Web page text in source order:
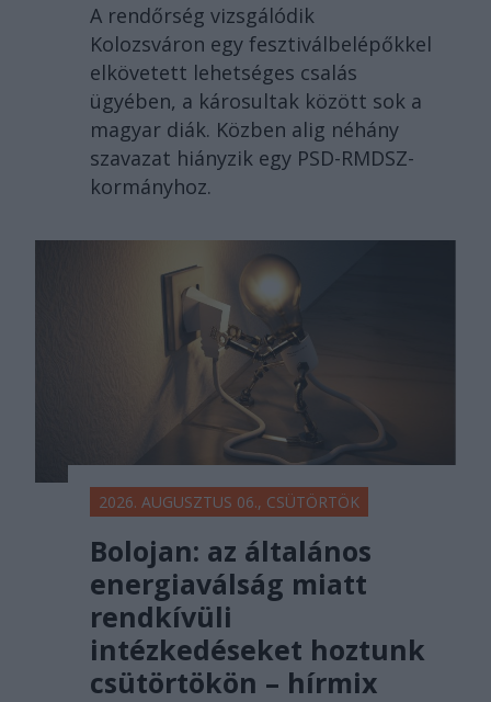
A rendőrség vizsgálódik
Kolozsváron egy fesztiválbelépőkkel
elkövetett lehetséges csalás
ügyében, a károsultak között sok a
magyar diák. Közben alig néhány
szavazat hiányzik egy PSD-RMDSZ-
kormányhoz.
2026. AUGUSZTUS 06., CSÜTÖRTÖK
Bolojan: az általános
energiaválság miatt
rendkívüli
intézkedéseket hoztunk
csütörtökön – hírmix